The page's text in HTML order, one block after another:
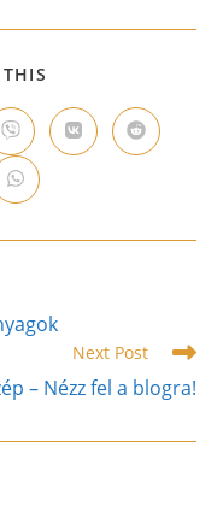
CONTENT
Opens
in
a
new
window
Opens
in
Opens
in
Opens
in
new
Next Post
– Nézz fel a blogra!